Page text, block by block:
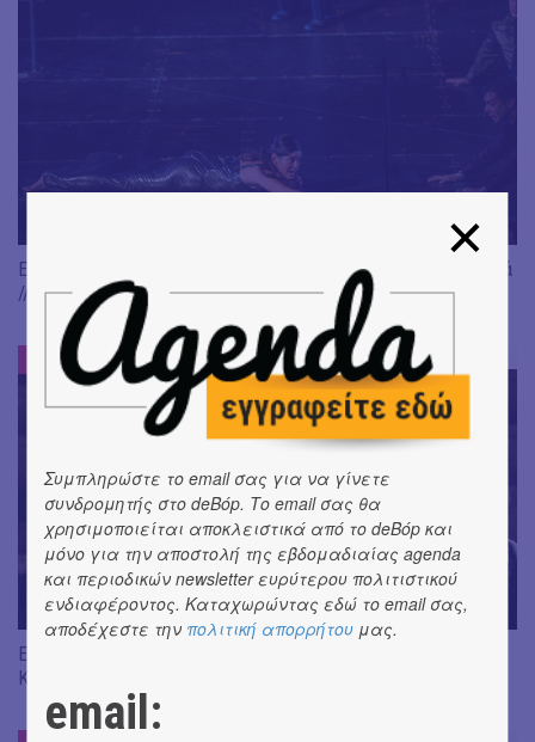
Είδαμε: "Άλκηστις" του Ευριπίδη, σε σκηνοθεσία Δ. Καραντζά
// Ευφυής σύλληψη και χαμένη ευκαιρία
ΕΝΤΥΠΩΣΕΙΣ
Είδαμε "Βάκχες" του Ευριπίδη, σε σκηνοθεσία J. Gardev //
Καλώς ήρθατε στο σόου!
Συμπληρώστε το email σας για να γίνετε
συνδρομητής στο deBόp. Το email σας θα
χρησιμοποιείται αποκλειστικά από το deBόp και
μόνο για την αποστολή της εβδομαδιαίας agenda
και περιοδικών newsletter ευρύτερου πολιτιστικού
ενδιαφέροντος. Καταχωρώντας εδώ το email σας,
αποδέχεστε την πολιτική απορρήτου μας.
email: